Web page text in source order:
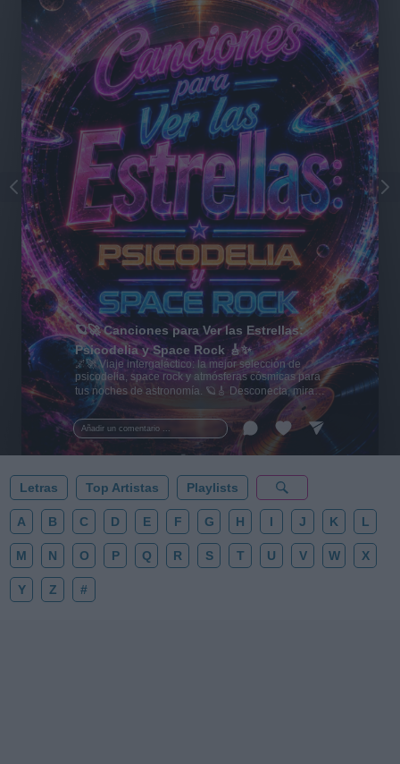
Añadir un comentario ...
🪐🚀 Canciones para Ver las Estrellas:
Psicodelia y Space Rock 🎸✨
🌌🚀 Viaje intergaláctico: la mejor selección de
psicodelia, space rock y atmósferas cósmicas para
tus noches de astronomía. 🪐🎸 Desconecta, mira
al firmamento y siente la gravedad cero. 💾 ¡Guarda
esta colección para tu próxima noche estrellada!
✨⭐
Letras Top Artistas Playlists
A B C D E F G H I J K L
M N O P Q R S T U V W X
Y Z #